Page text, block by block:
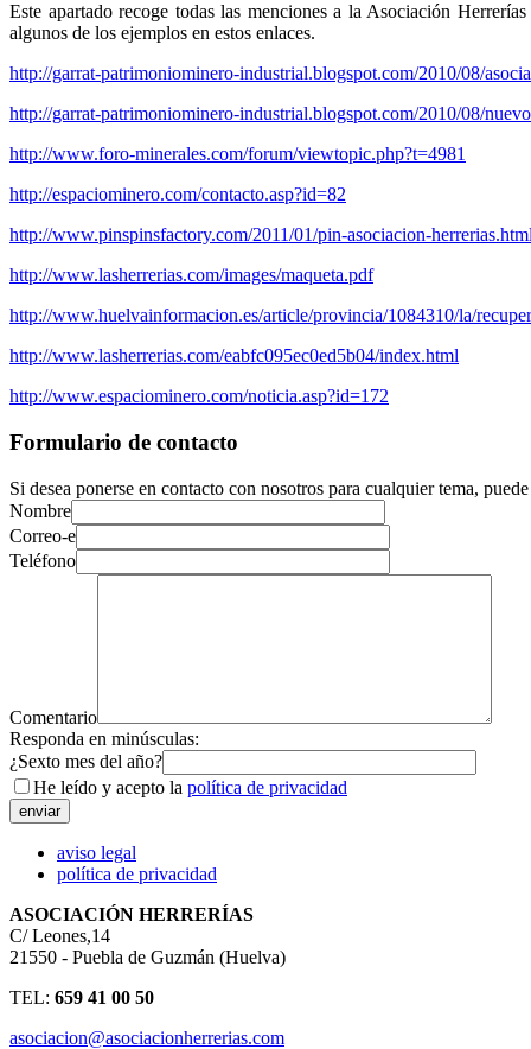
Este apartado recoge todas las menciones a la Asociación
algunos de los ejemplos en estos enlaces.
http://garrat-patrimoniominero-industrial.blogspot.com/2010/08/
http://garrat-patrimoniominero-industrial.blogspot.com/2010/08/
http://www.foro-minerales.com/forum/viewtopic.php?t=4981
http://espaciominero.com/contacto.asp?id=82
http://www.pinspinsfactory.com/2011/01/pin-asociacion-
http://www.lasherrerias.com/images/maqueta.pdf
http://www.huelvainformacion.es/article/provincia/1084310/la/
http://www.lasherrerias.com/eabfc095ec0ed5b04/index.html
http://www.espaciominero.com/noticia.asp?id=172
Formulario de contacto
Si desea ponerse en contacto con nosotros para cualquier tema,
Nombre
Correo-e
Teléfono
Comentario
Responda en minúsculas:
¿Sexto mes del año?
He leído y acepto la política de privacidad
aviso legal
política de privacidad
ASOCIACIÓN HERRERÍAS
C/ Leones,14
21550 - Puebla de Guzmán (Huelva)
TEL: 659 41 00 50
asociacion@asociacionherrerias.com